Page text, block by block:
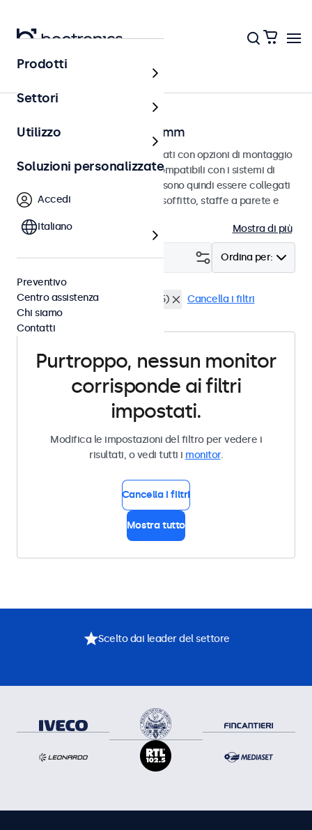
Home
Monitor con VESA da 75 mm
Monitor VESA da 75 mm progettati con opzioni di montaggio
versatili. Questi monitor sono compatibili con i sistemi di
montaggio VESA standard e possono quindi essere collegati
a supporti universali, supporti a soffitto, staffe a parete e
Mostra di più
Ordina per:
Filtro (0)
VESA 75 x 75 Antipolvere (IP65) Cancella i filtri
Purtroppo, nessun monitor
corrisponde ai filtri
impostati.
Modifica le impostazioni del filtro per vedere i
risultati, o vedi tutti i monitor.
Cancella i filtri
Mostra tutto
Prodotti
Settori
Utilizzo
Soluzioni personalizzate
Accedi
Italiano
Preventivo
Centro assistenza
Chi siamo
Contatti
Scelto dai leader del settore